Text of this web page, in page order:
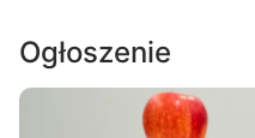
Ogłoszenie